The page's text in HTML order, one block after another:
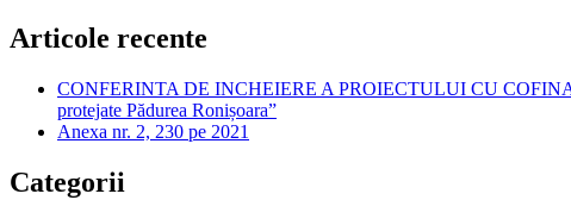
Articole recente
CONFERINTA DE INCHEIERE A PROIECTULUI CU
protejate Pădurea Ronișoara”
Anexa nr. 2, 230 pe 2021
Categorii